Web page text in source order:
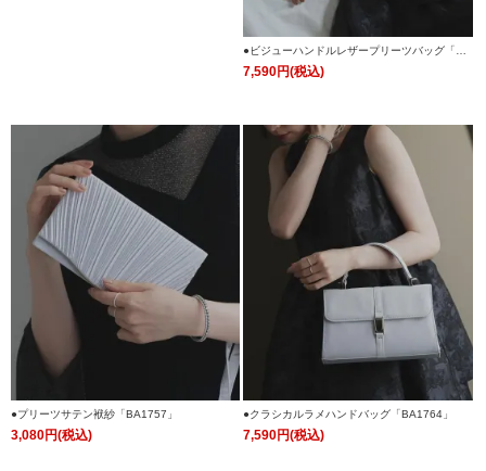
●ビジューハンドルレザープリーツバッグ「BA
1765」
7,590円(税込)
●プリーツサテン袱紗「BA1757」
3,080円(税込)
●クラシカルラメハンドバッグ「BA1764」
7,590円(税込)